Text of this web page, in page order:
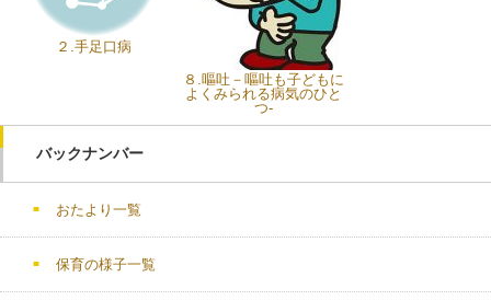
２.手足口病
８.嘔吐－嘔吐も子どもに
よくみられる病気のひと
つ-
バックナンバー
おたより一覧
保育の様子一覧